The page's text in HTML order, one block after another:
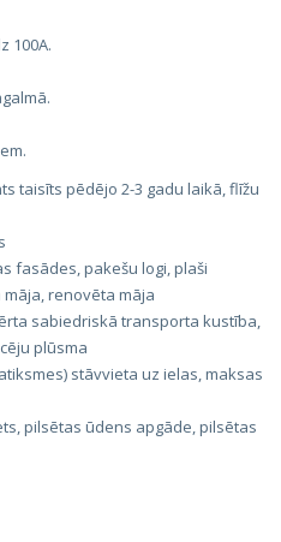
100A.
taisīts pēdējo 2-3 gadu laikā, flīžu
fasādes, pakešu logi, plaši
renovēta māja
sabiedriskā transporta kustība,
plūsma
stāvvieta uz ielas, maksas
pilsētas ūdens apgāde, pilsētas